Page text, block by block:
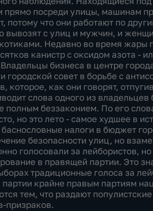
прямо посреди улицы, машинам
потому что они работают по
вывозят с улиц и мужчин, и
Недавно во время жары
канистр с оксидом азота -
бизнеса в центре
городской совет в борьбе с
которое, как они говорят,
слова одного из
полным беззаконием. По его
но это лето - самое худшее в
налоги в бюджет
безопасности улиц, но
голосовали за лейбористов,
в правящей партии. Это
традиционные голоса за
крайне правым партиям
тем, что раздают
призраков.